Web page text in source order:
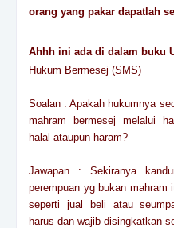
orang yang pakar dapatlah
Ahhh ini ada di dalam buku
Hukum Bermesej (SMS)
Soalan : Apakah hukumnya
mahram bermesej melalui
halal ataupun haram?
Jawapan : Sekiranya
perempuan yg bukan mahram
seperti jual beli atau
harus dan wajib disingkatkan